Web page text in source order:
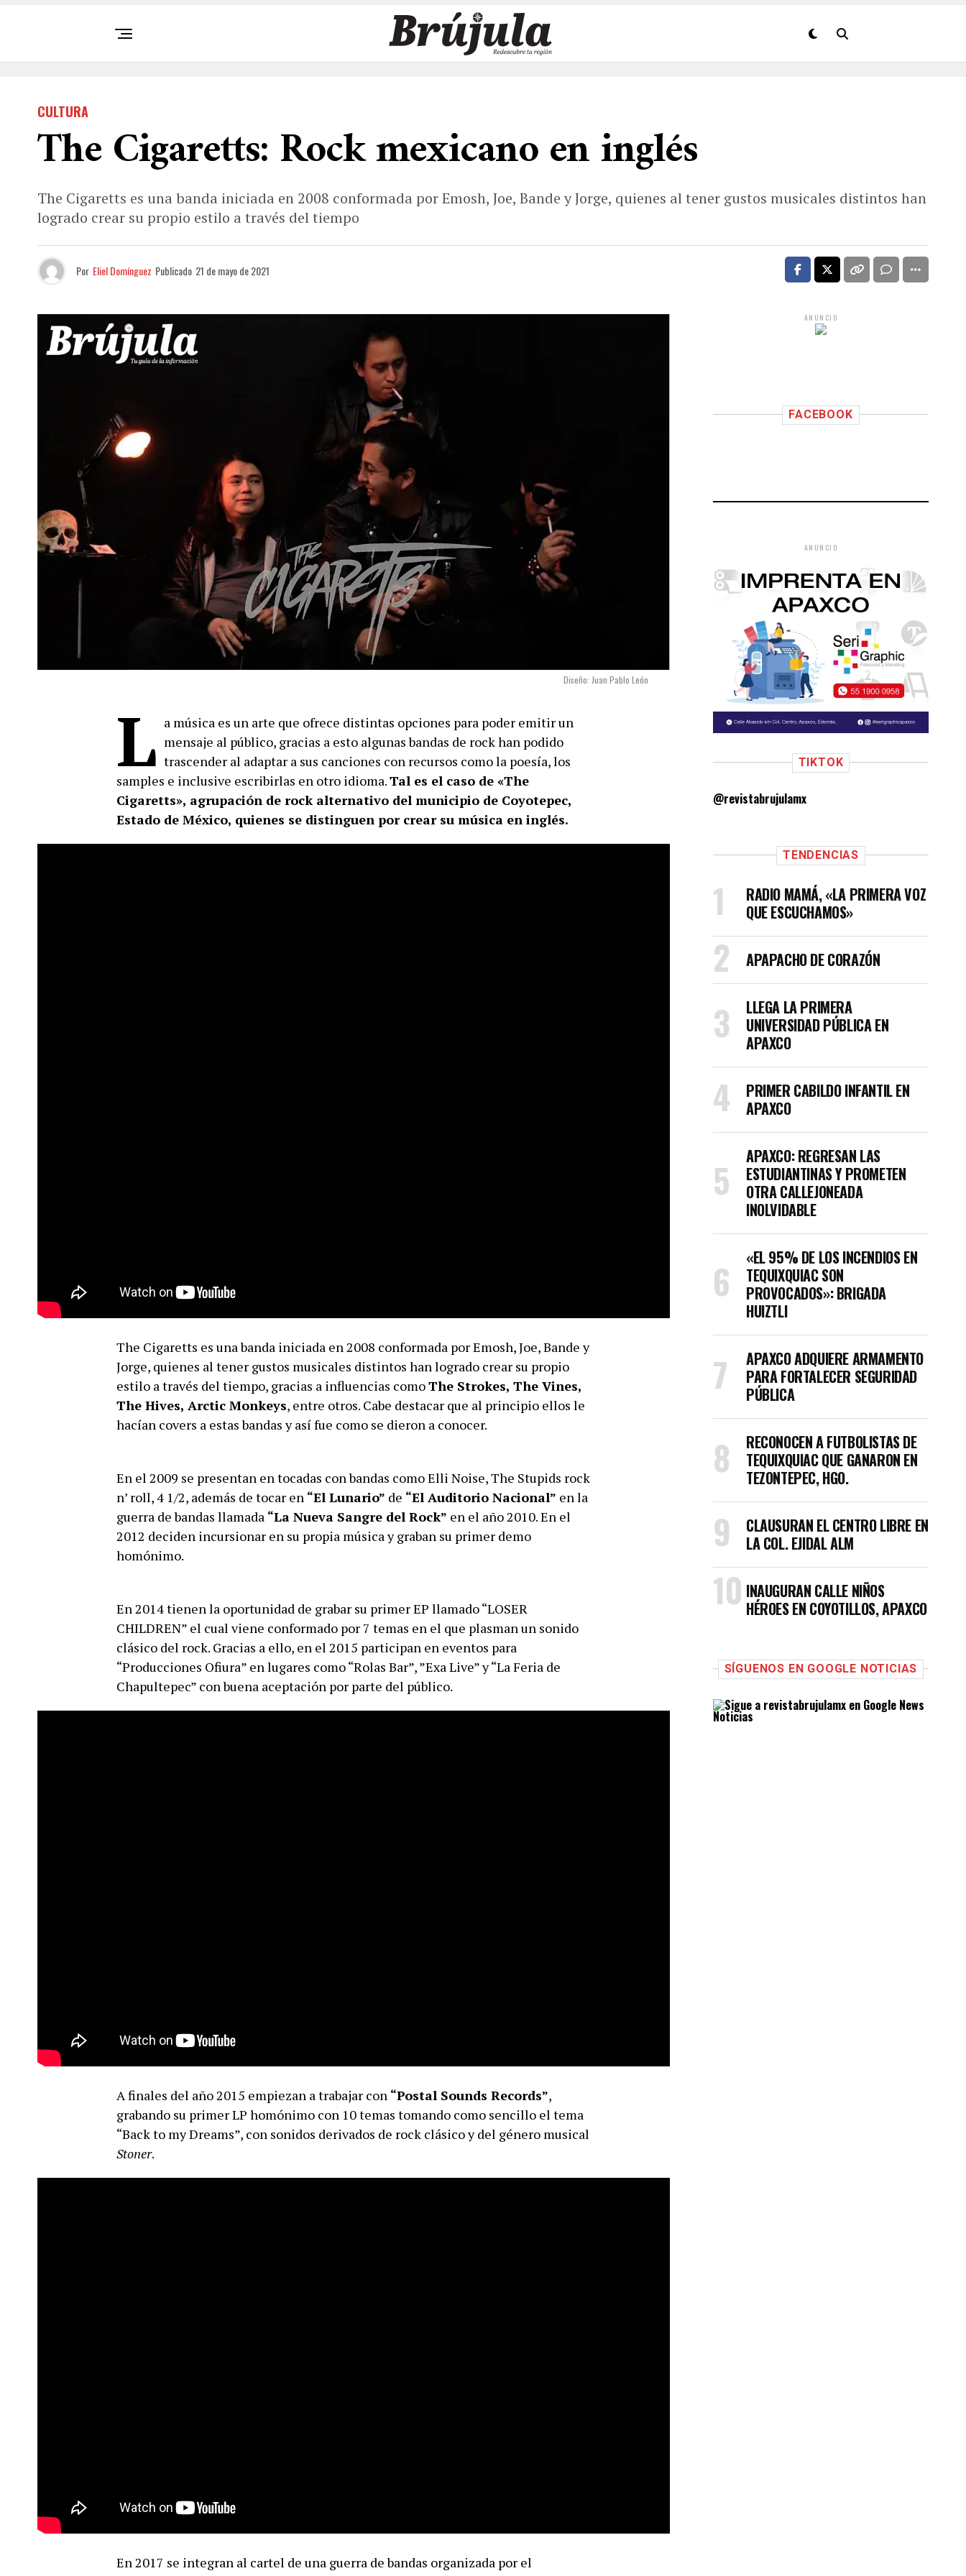
CULTURA
The Cigaretts: Rock mexicano en inglés
The Cigaretts es una banda iniciada en 2008 conformada por Emosh, Joe, Bande y Jorge, quienes al tener gustos musicales distintos han
logrado crear su propio estilo a través del tiempo
Por Eliel Domínguez Publicado 21 de mayo de 2021
Diseño: Juan Pablo León
L a música es un arte que ofrece distintas opciones para poder emitir un
mensaje al público, gracias a esto algunas bandas de rock han podido
trascender al adaptar a sus canciones con recursos como la poesía, los
samples e inclusive escribirlas en otro idioma.Tal es el caso de «The
Cigaretts», agrupación de rock alternativo del municipio de Coyotepec,
Estado de México, quienes se distinguen por crear su música en inglés.
The Cigaretts es una banda iniciada en 2008 conformada por Emosh, Joe, Bande y
Jorge, quienes al tener gustos musicales distintos han logrado crear su propio
estilo a través del tiempo, gracias a influencias comoThe Strokes, The Vines,
The Hives, Arctic Monkeys, entre otros. Cabe destacar que al principio ellos le
hacían covers a estas bandas y así fue como se dieron a conocer.
En el 2009 se presentan en tocadas con bandas como Elli Noise, The Stupids rock
n’ roll, 4 1/2, además de tocar en “El Lunario” de “El Auditorio Nacional” en la
guerra de bandas llamada “La Nueva Sangre del Rock” en el año 2010. En el
2012 deciden incursionar en su propia música y graban su primer demo
homónimo.
En 2014 tienen la oportunidad de grabar su primer EP llamado “LOSER
CHILDREN” el cual viene conformado por 7 temas en el que plasman un sonido
clásico del rock. Gracias a ello, en el 2015 participan en eventos para
“Producciones Ofiura” en lugares como “Rolas Bar”, ”Exa Live” y “La Feria de
Chapultepec” con buena aceptación por parte del público.
A finales del año 2015 empiezan a trabajar con “Postal Sounds Records”,
grabando su primer LP homónimo con 10 temas tomando como sencillo el tema
“Back to my Dreams”, con sonidos derivados de rock clásico y del género musical
Stoner.
En 2017 se integran al cartel de una guerra de bandas organizada por el
ANUNCIO
FACEBOOK
ANUNCIO
TIKTOK
@revistabrujulamx
TENDENCIAS
RADIO MAMÁ, «LA PRIMERA VOZ
QUE ESCUCHAMOS»
APAPACHO DE CORAZÓN
LLEGA LA PRIMERA
UNIVERSIDAD PÚBLICA EN
APAXCO
PRIMER CABILDO INFANTIL EN
APAXCO
APAXCO: REGRESAN LAS
ESTUDIANTINAS Y PROMETEN
OTRA CALLEJONEADA
INOLVIDABLE
«EL 95% DE LOS INCENDIOS EN
TEQUIXQUIAC SON
PROVOCADOS»: BRIGADA
HUIZTLI
APAXCO ADQUIERE ARMAMENTO
PARA FORTALECER SEGURIDAD
PÚBLICA
RECONOCEN A FUTBOLISTAS DE
TEQUIXQUIAC QUE GANARON EN
TEZONTEPEC, HGO.
CLAUSURAN EL CENTRO LIBRE EN
LA COL. EJIDAL ALM
INAUGURAN CALLE NIÑOS
HÉROES EN COYOTILLOS, APAXCO
SÍGUENOS EN GOOGLE NOTICIAS